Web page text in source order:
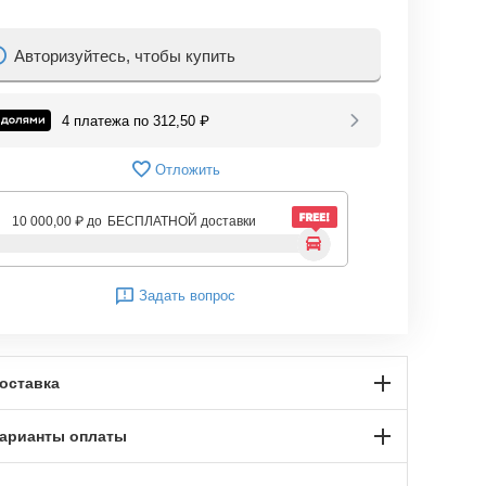
Авторизуйтесь, чтобы купить
4 платежа по 312,50 ₽
Отложить
10 000,00 ₽ до БЕСПЛАТНОЙ доставки
Задать вопрос
оплаты